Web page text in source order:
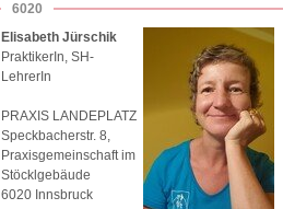
6020
Elisabeth Jürschik
PraktikerIn, SH-
LehrerIn
PRAXIS LANDEPLATZ
Speckbacherstr. 8,
Praxisgemeinschaft im
Stöcklgebäude
6020 Innsbruck